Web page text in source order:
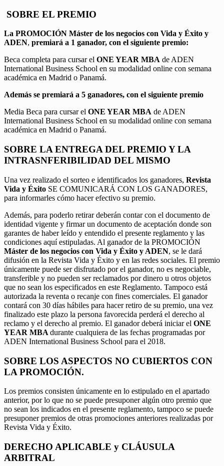
SOBRE EL PREMIO
La PROMOCIÓN Máster de los negocios con Vida y Éxito y
ADEN, premiará a 1 ganador, con el siguiente premio:
Beca completa para cursar el ONE YEAR MBA de ADEN
International Business School en su modalidad online con semana
académica en Madrid o Panamá.
Además se premiará a 5 ganadores, con el siguiente premio
Media Beca para cursar el ONE YEAR MBA de ADEN
International Business School en su modalidad online con semana
académica en Madrid o Panamá.
SOBRE LA ENTREGA DEL PREMIO Y LA
INTRASNFERIBILIDAD DEL MISMO
Una vez realizado el sorteo e identificados los ganadores, Revista
Vida y Éxito SE COMUNICARÁ CON LOS GANADORES,
para informarles cómo hacer efectivo su premio.
Además, para poderlo retirar deberán contar con el documento de
identidad vigente y firmar un documento de aceptación donde son
garantes de haber leído y entendido el presente reglamento y las
condiciones aquí estipuladas. Al ganador de la PROMOCIÓN
Máster de los negocios con Vida y Éxito y ADEN, se le dará
difusión en la Revista Vida y Éxito y en las redes sociales. El premio
únicamente puede ser disfrutado por el ganador, no es negociable,
transferible y no pueden ser reclamados por dinero u otros objetos
que no sean los especificados en este Reglamento. Tampoco está
autorizada la reventa o recanje con fines comerciales. El ganador
contará con 30 días hábiles para hacer retiro de su premio, una vez
finalizado este plazo la persona favorecida perderá el derecho al
reclamo y el derecho al premio. El ganador deberá iniciar el ONE
YEAR MBA durante cualquiera de las fechas programadas por
ADEN International Business School para el 2018.
SOBRE LOS ASPECTOS NO CUBIERTOS CON
LA PROMOCIÓN.
Los premios consisten únicamente en lo estipulado en el apartado
anterior, por lo que no se puede presuponer algún otro premio que
no sean los indicados en el presente reglamento, tampoco se puede
presuponer premios de otras promociones anteriores realizadas por
Revista Vida y Éxito.
DERECHO APLICABLE y CLÁUSULA
ARBITRAL